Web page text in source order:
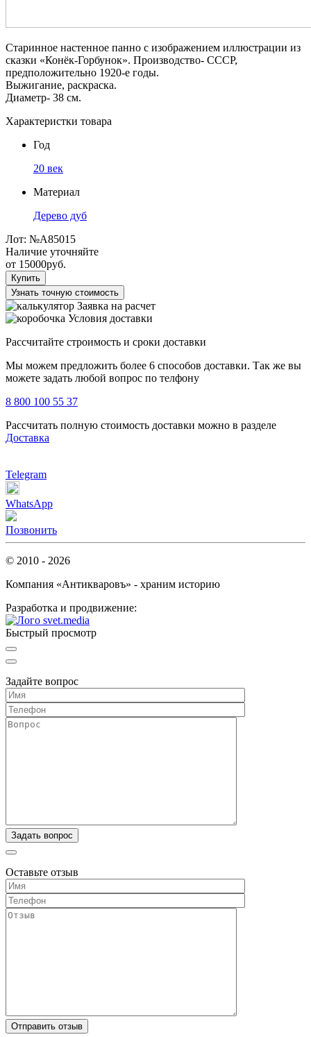
Старинное настенное панно с изображением иллюстрации из
сказки «Конёк-Горбунок». Производство- СССР,
предположительно 1920-е годы.
Выжигание, раскраска.
Диаметр- 38 см.
Характеристки товара
Год
20 век
Материал
Дерево дуб
Лот: №А85015
Наличие уточняйте
от 15000руб.
Купить
Узнать точную стоимость
Заявка на расчет
Условия доставки
Рассчитайте строимость и сроки доставки
Мы можем предложить более 6 способов доставки. Так же вы
можете задать любой вопрос по телфону
8 800 100 55 37
Рассчитать полную стоимость доставки можно в разделе
Доставка
Telegram
WhatsApp
Позвонить
© 2010 - 2026
Компания «Антикваровъ» - храним историю
Разработка и продвижение:
Быстрый просмотр
Задайте вопрос
Оставьте отзыв